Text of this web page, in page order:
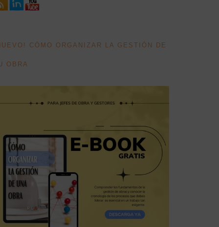
CÓMO ORGANIZAR LA GESTIÓN DE
OBRA